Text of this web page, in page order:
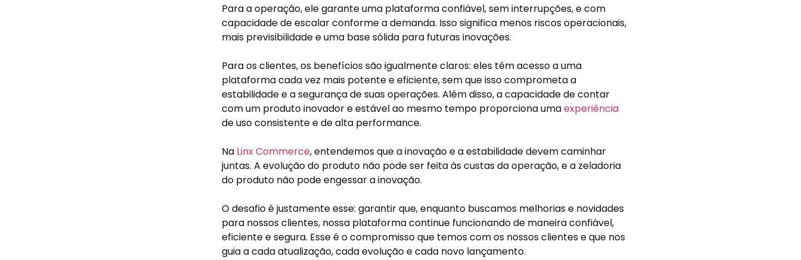
Para a operação, ele garante uma plataforma confiável, sem interrupções, e com
capacidade de escalar conforme a demanda. Isso significa menos riscos operacionais,
mais previsibilidade e uma base sólida para futuras inovações.
Para os clientes, os benefícios são igualmente claros: eles têm acesso a uma
plataforma cada vez mais potente e eficiente, sem que isso comprometa a
estabilidade e a segurança de suas operações. Além disso, a capacidade de contar
com um produto inovador e estável ao mesmo tempo proporciona umaexperiência
de uso consistente e de alta performance.
Na Linx Commerce, entendemos que a inovação e a estabilidade devem caminhar
juntas. A evolução do produto não pode ser feita às custas da operação, e a zeladoria
do produto não pode engessar a inovação.
O desafio é justamente esse: garantir que, enquanto buscamos melhorias e novidades
para nossos clientes, nossa plataforma continue funcionando de maneira confiável,
eficiente e segura. Esse é o compromisso que temos com os nossos clientes e que nos
guia a cada atualização, cada evolução e cada novo lançamento.